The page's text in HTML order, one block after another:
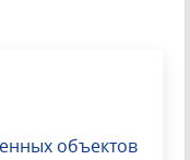
объектов